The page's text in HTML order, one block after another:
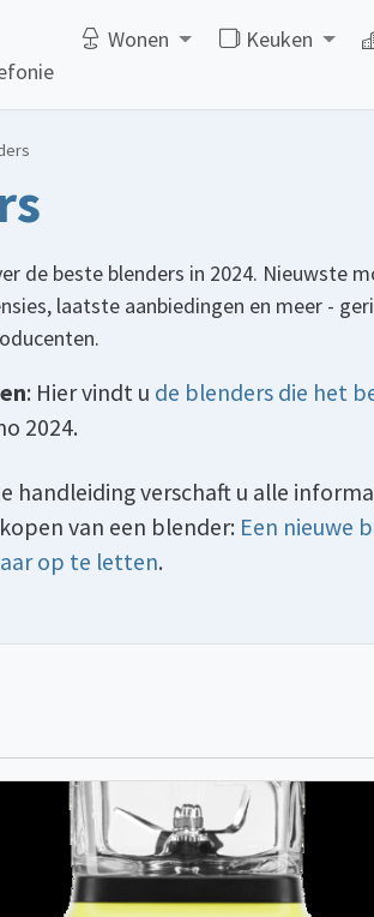
Wonen Keuken
de beste blenders in 2024. Nieuwste
laatste aanbiedingen en meer -
: Hier vindt u de blenders die het
2024.
handleiding verschaft u alle
van een blender: Een nieuwe
op te letten.